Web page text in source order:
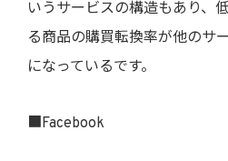
いうサービスの構造もあり、
る商品の購買転換率が他のサ
になっているです。
■Facebook